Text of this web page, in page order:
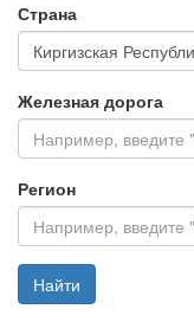
Страна
Железная дорога
Регион
Найти